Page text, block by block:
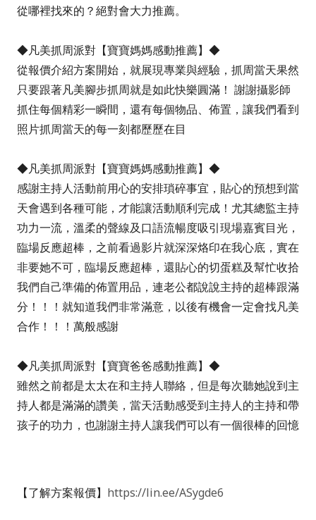
從哪裡找來的？絕對會大力推薦。
◆凡美抓周派對【寶寶媽媽感動推薦】◆
從報價介紹方案開始，就展現專業與經驗，抓周當天果然
只要跟著凡美腳步抓周就是如此快樂圓滿！ 謝謝攝影師
抓住每個精彩一瞬間，還有每個物品、佈置，讓我們看到
照片抓周當天的每一刻都歷歷在目
◆凡美抓周派對【寶寶媽媽感動推薦】◆
感謝主持人活動前用心的安排瑣碎事宜，貼心的預想到當
天會遇到各種可能，才能讓活動順利完成！尤其總監主持
功力一流，溫柔的聲線及口語流暢度吸引現場嘉賓目光，
臨場反應超棒，之前看過影片就深深烙印在我心底，實在
非要她不可，臨場反應超棒，還貼心的切蛋糕及幫忙收拾
我們自己準備的佈置用品，連老公都說說主持的超棒跟滿
分！！！就知道我們非常滿意，以後有機會一定會找凡美
合作！！！萬般感謝
◆凡美抓周派對【寶寶爸爸感動推薦】◆
雖然之前都是太太在和主持人聯絡，但是每次聽她說到主
持人都是滿滿的讚美，當天活動感受到主持人的主持和帶
孩子的功力，也謝謝主持人讓我們可以有一個很棒的回憶
【了解方案報價】 https://lin.ee/ASygde6